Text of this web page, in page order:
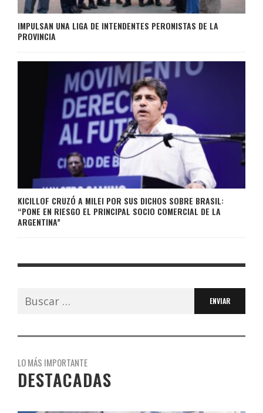
IMPULSAN UNA LIGA DE INTENDENTES PERONISTAS DE LA
PROVINCIA
KICILLOF CRUZÓ A MILEI POR SUS DICHOS SOBRE BRASIL:
“PONE EN RIESGO EL PRINCIPAL SOCIO COMERCIAL DE LA
ARGENTINA”
Buscar:
LO MÁS IMPORTANTE
DESTACADAS